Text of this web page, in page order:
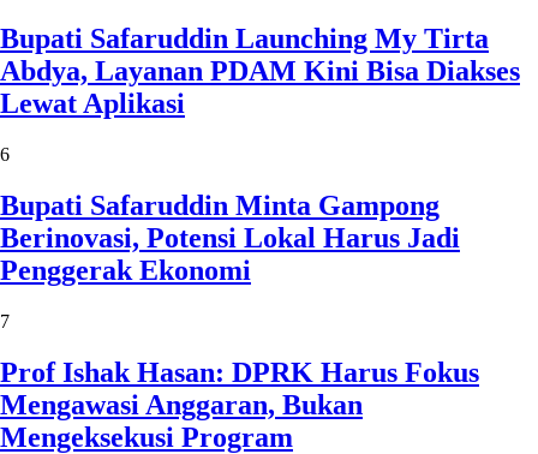
Bupati Safaruddin Launching My Tirta
Abdya, Layanan PDAM Kini Bisa Diakses
Lewat Aplikasi
6
Bupati Safaruddin Minta Gampong
Berinovasi, Potensi Lokal Harus Jadi
Penggerak Ekonomi
7
Prof Ishak Hasan: DPRK Harus Fokus
Mengawasi Anggaran, Bukan
Mengeksekusi Program